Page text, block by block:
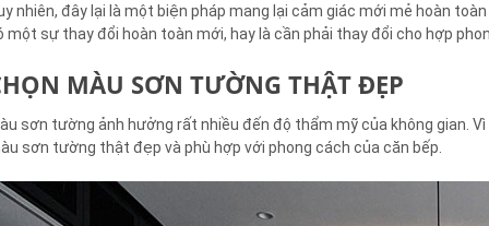
nhiên, đây lại là một biện pháp mang lại cảm giác mới mẻ hoàn
một sự thay đổi hoàn toàn mới, hay là cần phải thay đổi cho hợp
MÀU SƠN TƯỜNG THẬT ĐẸP
sơn tường ảnh hưởng rất nhiều đến độ thẩm mỹ của không gian.
sơn tường thật đẹp và phù hợp với phong cách của căn bếp.